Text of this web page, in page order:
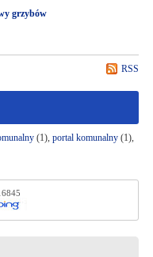
grzybów
RSS
(1), portal komunalny(1),